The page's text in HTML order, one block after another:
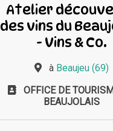
Atelier
des vins du
- Vins & Co.
à Beaujeu (69)
OFFICE DE
BEAUJOLAIS